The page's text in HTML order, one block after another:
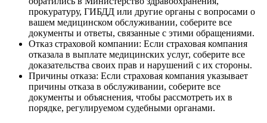
прокуратуру, ГИБДД или другие органы с вопросами о
вашем медицинском обслуживании, соберите все
документы и ответы, связанные с этими обращениями.
Отказ страховой компании: Если страховая компания
отказала в выплате медицинских услуг, соберите все
доказательства своих прав и нарушений с их стороны.
Причины отказа: Если страховая компания указывает
причины отказа в обслуживании, соберите все
документы и объяснения, чтобы рассмотреть их в
порядке, регулируемом судебными органами.